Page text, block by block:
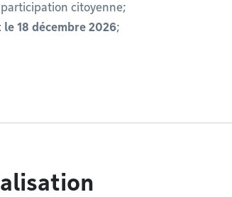
citoyenne;
18 décembre 2026;